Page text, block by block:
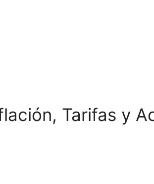
Tarifas y